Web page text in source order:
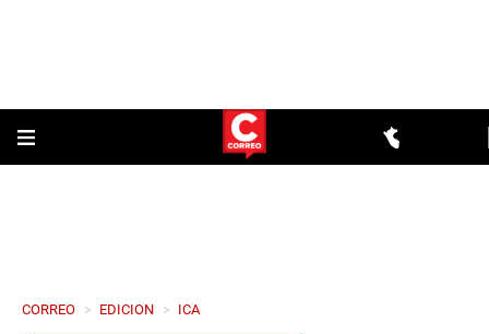
CORREO > EDICION > ICA